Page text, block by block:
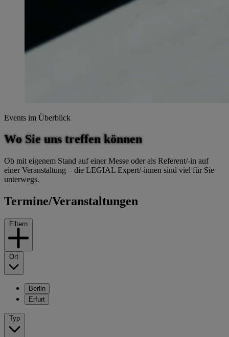
Events im Überblick
Wo Sie uns treffen können
Ob mit eigenem Stand auf einer Messe oder als Referent/-in auf
einer Veranstaltung – die LEGIAL Expert/-innen sind viel für Sie
unterwegs.
Termine/​Veranstaltungen
Filtern
Ort
Berlin
Erfurt
Typ